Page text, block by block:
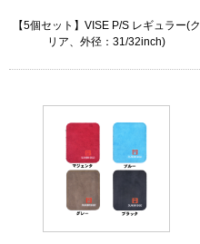
【5個セット】VISE P/S レギュラー(ク
リア、外径：31/32inch)